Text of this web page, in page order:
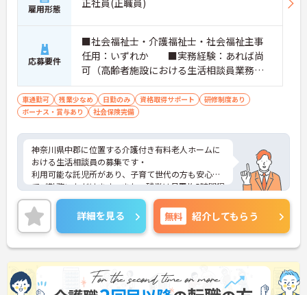
雇用形態 正社員(正職員)
応募要件
■社会福祉士・介護福祉士・社会福祉主事
任用：いずれか ■実務経験：あれば尚
可（高齢者施設における生活相談員業務経
験） ※PCスキル：介護ソフト操作、表
作成、案内文作成等が出来る程度のスキ
ル ■普通自動車運転免許（AT限定
車通勤可 残業少なめ 日勤のみ 資格取得サポート
研修制度あり
ボーナス・賞与あり
社会保険完備
神奈川県中郡に位置する介護付き有料老人ホームに
おける生活相談員の募集です・
利用可能な託児所があり、子育て世代の方も安心し
てご勤務いただけます。また、残業は月平均5時間程
度です。ワークライフバランスを保ちながらご勤務
いただけます。
ご興味のある方には、面接対策ポイントなど、さら
に詳細をご案内しますのでお気軽にご相談くださ
い！
詳細を見る 無料 紹介してもらう